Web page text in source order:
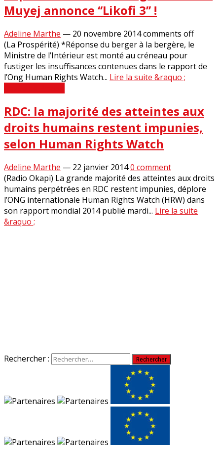
Muyej annonce ‘‘Likofi 3’’ !
Adeline Marthe — 20 novembre 2014comments off
(La Prospérité) *Réponse du berger à la bergère, le
Ministre de l’Intérieur est monté au créneau pour
fustiger les insuffisances contenues dans le rapport de
l’Ong Human Rights Watch... Lire la suite &raquo ;
RDC: la majorité des atteintes aux
droits humains restent impunies,
selon Human Rights Watch
Adeline Marthe — 22 janvier 20140 comment
(Radio Okapi) La grande majorité des atteintes aux droits
humains perpétrées en RDC restent impunies, déplore
l’ONG internationale Human Rights Watch (HRW) dans
son rapport mondial 2014 publié mardi... Lire la suite
&raquo ;
Rechercher :